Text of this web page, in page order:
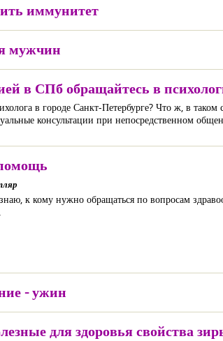
иммунитет
мужчин
в СПб обращайтесь в
в городе Санкт-Петербурге? Что ж, в
консультации при непосредственном
к кому нужно обращаться по вопросам
- ужин
для здоровья свойства